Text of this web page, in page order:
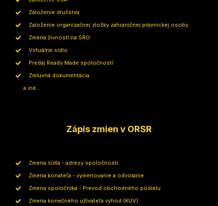
Založenie družstva
Založenie organizačnej zložky zahraničnej právnickej osoby
Zmena živnosti na SRO
Virtuálne sídlo
Predaj Ready Made spoločností
Zmluvná dokumentácia
a iné...
Zápis zmien v ORSR
Zmena sídla - adresy spoločnosti
Zmena konateľa - vymenovanie a odvolanie
Zmena spoločníka - Prevod obchodného podielu
Zmena konečného užívateľa výhod (KUV)